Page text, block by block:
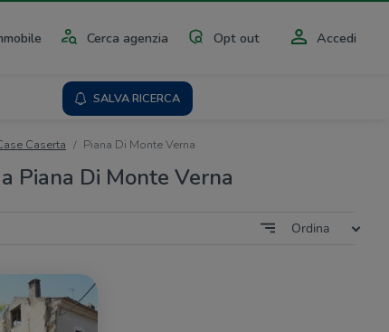
Cerca agenzia Opt out Accedi
SALVA RICERCA
Caserta Piana Di Monte Verna
Piana Di Monte Verna
Ordina